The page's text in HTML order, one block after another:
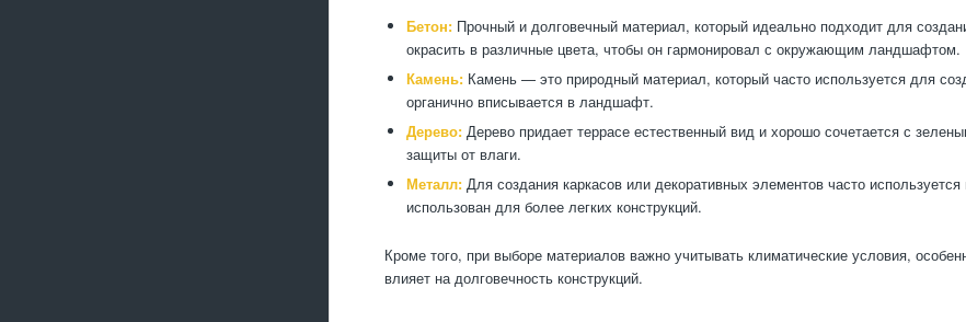
Бетон: Прочный и долговечный материал, который идеально подходит для
окрасить в различные цвета, чтобы он гармонировал с окружающим ландшафтом.
Камень: Камень — это природный материал, который часто используется для
органично вписывается в ландшафт.
Дерево: Дерево придает террасе естественный вид и хорошо сочетается с
защиты от влаги.
Металл: Для создания каркасов или декоративных элементов часто
использован для более легких конструкций.
Кроме того, при выборе материалов важно учитывать климатические условия,
влияет на долговечность конструкций.